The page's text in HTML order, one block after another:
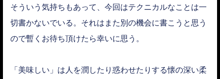
そういう気持ちもあって、今回はテクニカルなことは一
切書かないでいる。それはまた別の機会に書こうと思う
ので暫くお待ち頂けたら幸いに思う。
「美味しい」は人を潤したり惑わせたりする懐の深い柔